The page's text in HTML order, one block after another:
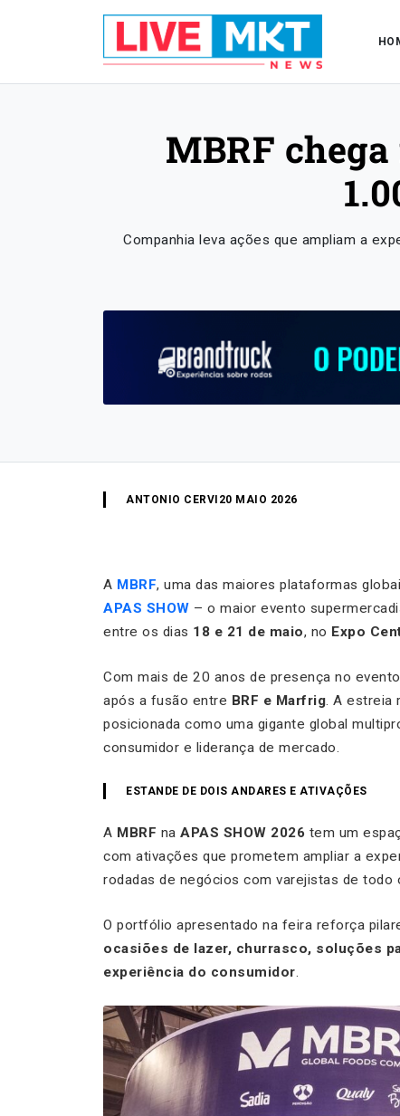
MBRF
Companhia leva ações que ampliam a
ANTONIO CERVI 20 MAIO 2026
A MBRF, uma das maiores plataformas
APAS SHOW – o maior evento
entre os dias 18 e 21 de maio, no Expo
Com mais de 20 anos de presença no
após a fusão entre BRF e Marfrig. A estreia
posicionada como uma gigante global
consumidor e liderança de mercado.
ESTANDE DE DOIS ANDARES E ATIVAÇÕES
A MBRF na APAS SHOW 2026 tem um
com ativações que prometem ampliar a
rodadas de negócios com varejistas de todo
O portfólio apresentado na feira reforça
ocasiões de lazer, churrasco, soluções
experiência do consumidor.